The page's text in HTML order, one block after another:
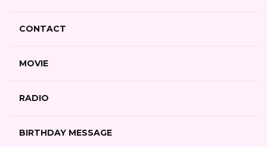
CONTACT
MOVIE
RADIO
BIRTHDAY MESSAGE